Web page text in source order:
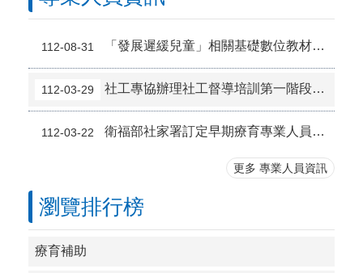
112-08-31 「發展遲緩兒童」相關基礎數位教材，歡迎使用。
112-03-29 社工專協辦理社工督導培訓第一階段基礎訓練
112-03-22 衛福部社家署訂定早期療育專業人員在職訓練課程實施計畫（草案）自113年1月1日起實施
更多 專業人員資訊
瀏覽排行榜
療育補助